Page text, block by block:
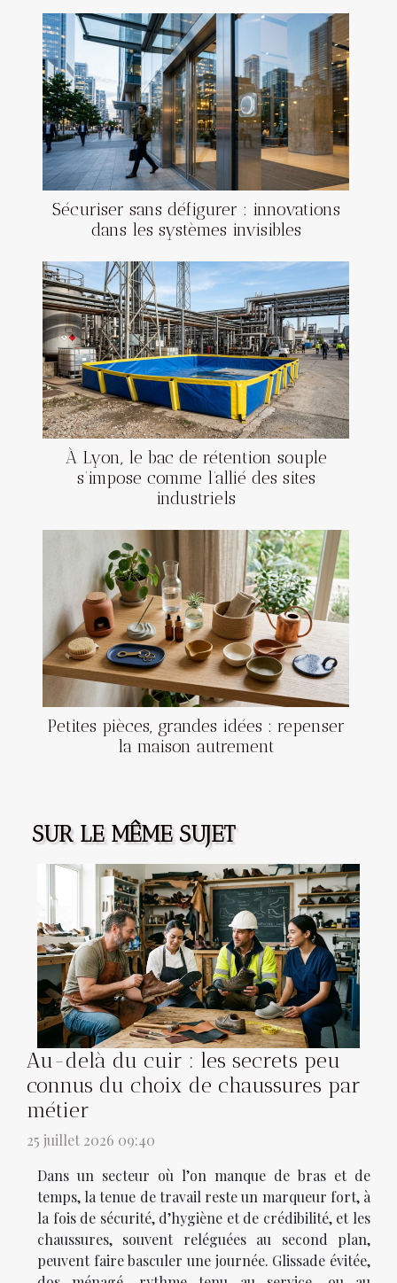
Sécuriser sans défigurer : innovations
dans les systèmes invisibles
À Lyon, le bac de rétention souple
s’impose comme l’allié des sites
industriels
Petites pièces, grandes idées : repenser
la maison autrement
SUR LE MÊME SUJET
Au-delà du cuir : les secrets peu
connus du choix de chaussures par
métier
25 juillet 2026 09:40
Dans un secteur où l’on manque de bras et de
temps, la tenue de travail reste un marqueur fort, à
la fois de sécurité, d’hygiène et de crédibilité, et les
chaussures, souvent reléguées au second plan,
peuvent faire basculer une journée. Glissade évitée,